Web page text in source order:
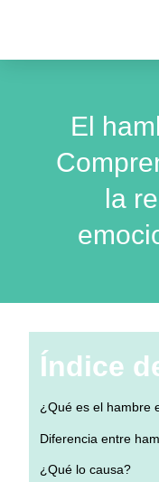
El
la
Índice
¿Qué es el hambre
Diferencia entre
¿Qué lo causa?